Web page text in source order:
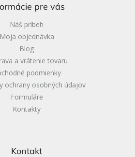
pre vás
Náš príbeh
Moja objednávka
Blog
a vrátenie tovaru
podmienky
ochrany osobných údajov
Formuláre
Kontakty
Kontakt